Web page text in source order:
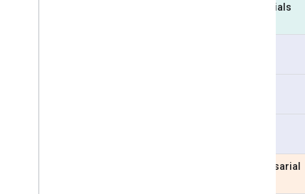
Essentials
Empresarial